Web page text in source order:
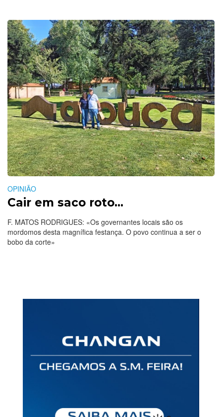
OPINIÃO
Cair em saco roto…
F. MATOS RODRIGUES: «Os governantes locais são os
mordomos desta magnífica festança. O povo continua a ser o
bobo da corte»